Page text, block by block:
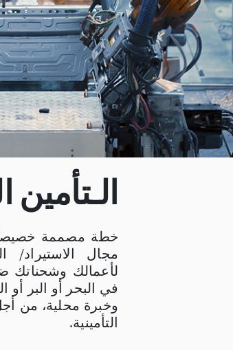
خطة مصممة
مجال الاستيراد/
لأعمالك وشحناتك
في البحر أو البر أو
وخبرة محلية، من
التأمينية.